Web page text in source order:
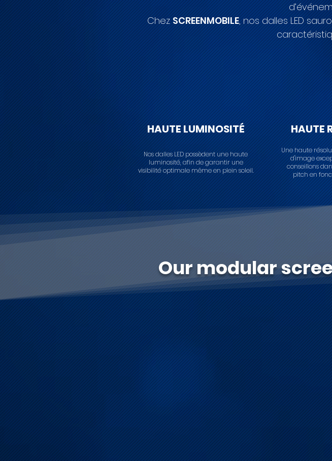
ChezSCREENMOBILE, nos dalles LED
HAUTE LUMINOSITÉ
Nos dalles LED possèdent une haute
luminosité, afin de garantir une
visibilité optimale même en plein soleil.
HAUTE
Une haute
d'image
conseillons
pitch en
Our modular